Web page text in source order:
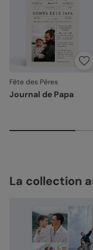
Fête des Pères
Journal de Papa
La collection